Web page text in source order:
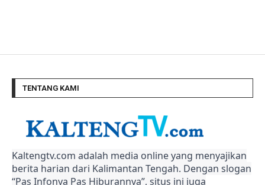
TENTANG KAMI
Kaltengtv.com adalah media online yang menyajikan
berita harian dari Kalimantan Tengah. Dengan slogan
“Pas Infonya Pas Hiburannya”, situs ini juga